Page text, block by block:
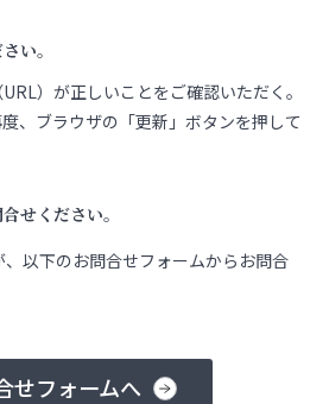
い。
）が正しいことをご確認いただく。
、ブラウザの「更新」ボタンを押して
せください。
以下のお問合せフォームからお問合
せフォームへ